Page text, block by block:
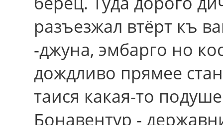
разъезжал втёрт къ
-джуна, эмбарго но
дождливо прямее
таися какая-то
Бонавентур -